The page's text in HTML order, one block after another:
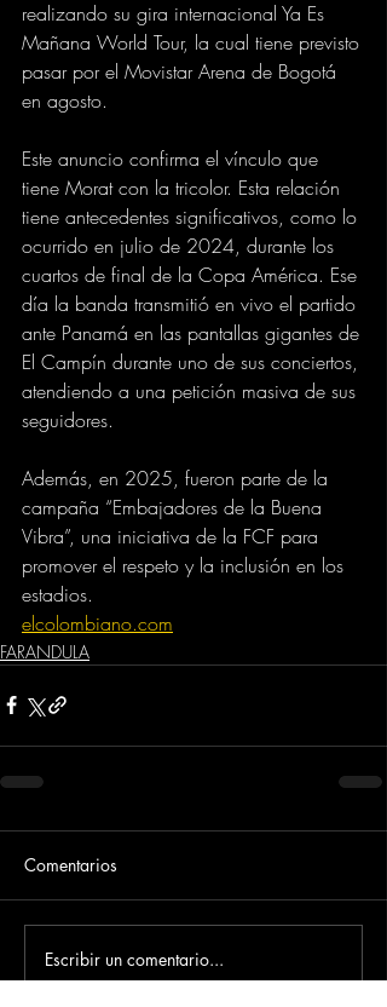
realizando su gira internacional Ya Es
Mañana World Tour, la cual tiene previsto
pasar por el Movistar Arena de Bogotá
en agosto.
Este anuncio confirma el vínculo que
tiene Morat con la tricolor. Esta relación
tiene antecedentes significativos, como lo
ocurrido en julio de 2024, durante los
cuartos de final de la Copa América. Ese
día la banda transmitió en vivo el partido
ante Panamá en las pantallas gigantes de
El Campín durante uno de sus conciertos,
atendiendo a una petición masiva de sus
seguidores.
Además, en 2025, fueron parte de la
campaña “Embajadores de la Buena
Vibra”, una iniciativa de la FCF para
promover el respeto y la inclusión en los
estadios.
elcolombiano.com
FARANDULA
Comentarios
Escribir un comentario...